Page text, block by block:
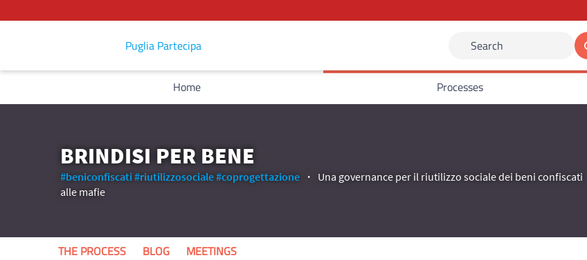
Puglia Partecipa Search
Home Processes
BRINDISI PER BENE
#beniconfiscati #riutilizzosociale#coprogettazione
Una governance per il riutilizzo sociale dei beni confiscati
alle mafie
THE PROCESS BLOG MEETINGS